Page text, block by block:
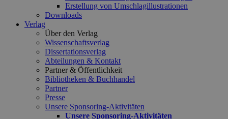
Erstellung von Umschlagillustrationen
Downloads
Verlag
Über den Verlag
Wissenschaftsverlag
Dissertationsverlag
Abteilungen & Kontakt
Partner & Öffentlichkeit
Bibliotheken & Buchhandel
Partner
Presse
Unsere Sponsoring-Aktivitäten
Unsere Sponsoring-Aktivitäten